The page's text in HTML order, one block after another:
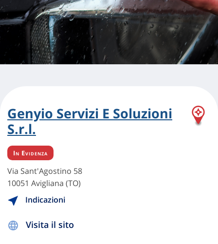
Genyio Servizi E Soluzioni
S.r.l.
In Evidenza
Via Sant'Agostino 58
10051 Avigliana (TO)
Indicazioni
Visita il sito